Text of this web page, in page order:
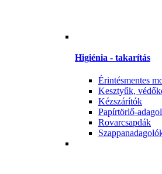
Higiénia - takarítás
Érintésmentes
Kesztyűk,
Kézszárítók
Papírtörlő-
Rovarcsapdák